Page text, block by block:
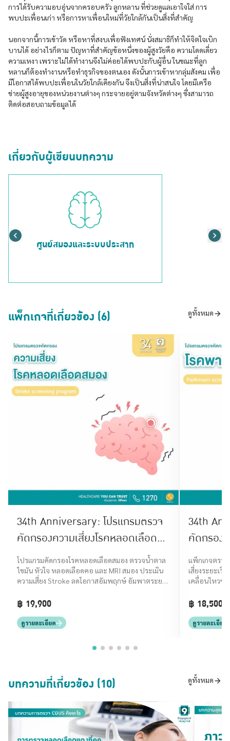
การได้รับความอบอุ่นจากครอบครัว ลูกหลาน ที่ช่วยดูแลเอาใจใส่ การ
พบปะเพื่อนเก่า หรือการหาเพื่อนใหม่ที่วัยใกล้กันเป็นสิ่งที่สำคัญ
นอกจากนี้การเข้าวัด หรือหาที่สงบเพื่อฟังเทศน์ นั่งสมาธิก็ทำให้จิตใจเบิก
บานได้ อย่างไรก็ตาม ปัญหาที่สำคัญข้อหนึ่งของผู้สูงวัยคือ ความโดดเดี่ยว
ความเหงา เพราะไม่ได้ทำงานจึงไม่ค่อยได้พบปะกับผู้อื่น ในขณะที่ลูก
หลานก็ต้องทำงานหรือทำธุรกิจของตนเอง ดังนั้นการเข้าหากลุ่มสังคม เพื่อ
มีโอกาสได้พบปะเพื่อนในวัยใกล้เคียงกัน จึงเป็นสิ่งที่น่าสนใจ โดยมีเครือ
ข่ายผู้สูงอายุของหน่วยงานต่างๆ กระจายอยู่ตามจังหวัดต่างๆ ซึ่งสามารถ
ติดต่อสอบถามข้อมูลได้
เกี่ยวกับผู้เขียนบทความ
ศูนย์สมองและระบบประสาท
แพ็กเกจที่เกี่ยวข้อง (6) ดูทั้งหมด
34th Anniversary: โปรแกรมตรวจ
คัดกรองความเสี่ยงโรคหลอดเลือด
สมอง (Stroke Screening)
โปรแกรมคัดกรองโรคหลอดเลือดสมอง ตรวจน้ำตาล
ไขมัน หัวใจ หลอดเลือดคอ และ MRI สมอง ประเมิน
ความเสี่ยง Stroke ลดโอกาสอัมพฤกษ์ อัมพาตระยะ
฿ 19,900
ดูรายละเอียด
34th
คัดกรอง
แพ็กเกจตรว
เสี่ยงระยะเ
เคลื่อนไหวช้
฿ 18,500
ดูรายละเอียด
บทความที่เกี่ยวข้อง (10) ดูทั้งหมด